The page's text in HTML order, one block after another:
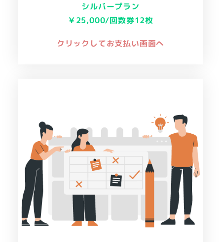
シルバープラン
￥25,000/回数券12枚
クリックしてお支払い画面へ